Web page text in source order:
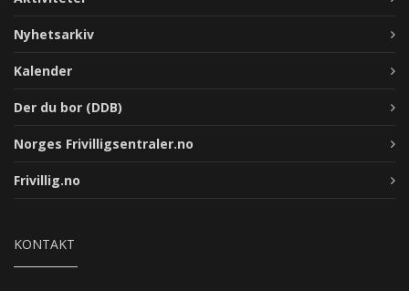
Nyhetsarkiv
Kalender
Der du bor (DDB)
Norges Frivilligsentraler.no
Frivillig.no
KONTAKT